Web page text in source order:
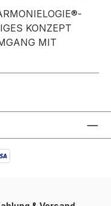
KONZEPT
MIT